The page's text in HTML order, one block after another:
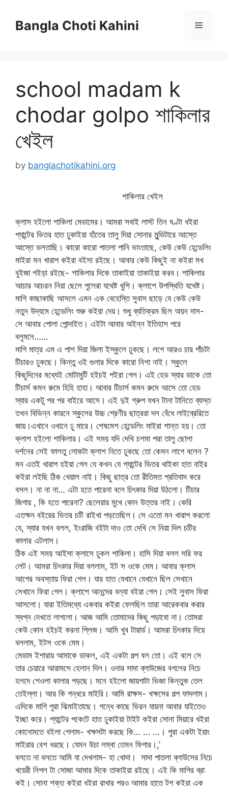
contentBangla Choti Kahini Menu
school madam k
chodar golpo শাকিলার
খেইল
by banglachotikahini.org
শাকিলার খেইল
ক্লাস হইলো শাকিলা মেডামের। আমরা সবাই লাস্ট তিন ঘণ্টা ধইরা
প্যান্টের ভিতর হাত ঢুকাইয়া হাঁতের তালু দিয়া সোনার মুন্ডিটারে আস্তে
আস্তে ডলতাছি। কারো কারো পাতলা পানি ভাংতাছে, কেউ কেউ হেন্ডেলিং
মাইরা মন খারাপ কইরা বইসা রইছে। আবার কেউ কিছুই না কইরা মখ
বুইজা পইড়া রইছে- শাকিলার দিকে তাকাইয়া তাকাইয়া করব। শাকিলার
আচার আচরন নিয়া ছেলে পুলেরা যথেষ্ট খুশি। ক্লাশে উপস্থিতি যথেষ্ট।
মাগি কাছাকাছি আসলে এমন এক বেহেস্তি সুবাস ছাড়ে যে কেউ কেউ
নতুন উদ্যমে হেন্ডেলিং শুরু কইরা দেয়। শুধু ব্যতিক্রম ছিল অয়ন দাস-
সে আবার পোলা পোন্দাইত। এইটা আবার অইন্ন ইতিহাস পরে
বলুমনে……
মাগি মাত্র এম এ পাশ দিয়া জিলা ইস্কুলে ঢুকছে। লগে আরও চার পাঁচটা
টিচারও ঢুকছে। কিন্তু ওই গুলার দিকে কারো নিশা নাই। স্কুলে
কিছুদিনের মধ্যেই মোটামুটি হইচই পইরা গেল। এই হেড স্যার ডাকে তো
টিচার্স কমন রুমে হিহি হাহা। আবার টিচার্স কমন রুমে আসে তো হেড
স্যার একটু পর পর বাইরে আসে। এই দুই গ্রুপ যখন টানা টানিতে ব্যস্ত
তখন বিভিন্ন কারনে স্কুলের উচ্চ শ্রেণীর ছাত্ররা দল বেঁধে লাইব্রেরিতে
জায়।এখানে ওখানে ঢু মারে। শেষমেশ হেন্ডেলিং মাইরা শান্ত হয়। তো
ক্লাশ হইলো শাকিলার। এই সময় যদি দেখি চশমা পরা তালু ছোলা
দর্শনের সেই ফালতু লোকটা ক্লাশ নিতে ঢুকছে তো কেমন লাগে বলেন ?
মন এতই খারাপ হইয়া গেল যে কখন যে প্যান্টের ভিতর থাইকা হাত বাইর
কইরা লইছি ঠিক খেয়াল নাই। কিছু ছাত্র তো রীতিমত প্রতিবাদ করে
বসল। না না না… এটা হতে পারেনা বলে চিৎকার দিয়া উঠলো। টিচার
জিগায় , কি হতে পারেনা? ছেলেরার মুখে কোন উত্তর নাই। কেরি
এতক্ষন বইয়ের ভিতর চটি রাইখা পড়তেছিল। সে এতো মন খারাপ করলো
যে, স্যার যখন বলল, ইংরাজি বইটা দাও তো দেখি সে নিয়া দিল চটির
কালার এটলাস।
ঠিক এই সময় আইসা ক্লাসে ঢুকল শাকিলা। হাসি দিয়া বলল সরি ফর
লেট। আমরা চিৎকার দিয়া বললাম, ইট স ওকে মেম। আবার ক্লাস
আগের অবস্তায় ফিরা গেল। যার হাত যেখানে যেখানে ছিল সেখানে
সেখানে ফিরা গেল। ক্লাশে আনন্দের বন্যা বইয়া গেল। সেই সুবাস ফিরা
আসলো। যারা ইতিমধ্যে একবার কইরা ফেলছিল তারা আরেকবার করার
স্বপ্ন দেখতে লাগলো। আজ আমি তোমাদের কিছু পড়াবো না। তোমরা
কেউ কোন হইচই করনা প্লিজ। আমি খুব টায়ার্ড। আমরা চিৎকার দিয়ে
বললাম, ইটস ওকে মেম।
মেডাম ইশারায় আমাকে ডাকল, এই একটা গল্প বল তো। এই বলে সে
তার চেয়ারে আরামসে হেলান দিল। ওনার সাদা ব্লাউজের বগলের নিচে
হলদে শেওলা কালার পড়ছে। মনে হইলো জায়গাটা ভিজা কিন্তুক তেল
তেইল্লা। আর কি গন্ধরে মাইরি। আমি রাক্ষস- খক্ষসের গল্প ফাদলাম।
এদিকে মাগি পুরা ঝিমাইতাছে। গন্ধে কাছে ভিরন যায়না আবার যাইতেও
ইচ্ছা করে। প্যান্টের পকেটে হাত ঢুকাইয়া টাইট কইরা সোনা মিয়ারে ধইরা
কোনোমতে বইলা গেলাম- খক্ষসটা করছে কি… … …। পুরা একটা ইয়াং
মাইরার বেশ ধরছে। যেমন উচা লম্বা তেমন ফিগার।,’
বলতে না বলতে আমি যা দেখলাম- হা খোদা। সাদা পাতলা ব্লাউসের নিচে
খয়েরী নিপল টা সোজা আমার দিকে তাকাইয়া রইছে। এই কি মাগির ব্রা
কই। সোনা শক্ত কইরা ধইরা রাখার পরও আমার হাতে টপ কইরা এক